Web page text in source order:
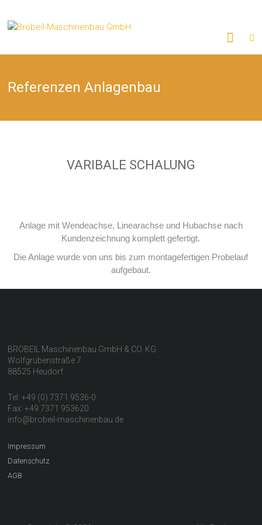
GmbH
Referenzen Anlagenbau
VARIBALE SCHALUNG
Anlage mit Wendeachse, Linearachse und Hubachse nach
Kundenzeichnung komplett gefertigt.
Die Anlage wurde von uns bis zum montagefertigen Probelauf
aufgebaut.
BROBEIL Maschinenbau GmbH & CO. KG
Wolfgrubenstraße 7
88525 Heudorf
Tel: +49 (0) 7371 9536-0
Fax: +49 7371 953620
info@brobeil-maschinenbau.de
Impressum
Datenschutz
AGB